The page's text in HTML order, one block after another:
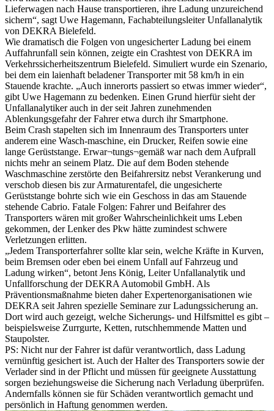
Lieferwagen nach Hause transportieren, ihre Ladung unzureichend
sichern“, sagt Uwe Hagemann, Fachabteilungsleiter Unfallanalytik
von DEKRA Bielefeld.
Wie dramatisch die Folgen von ungesicherter Ladung bei einem
Auffahrunfall sein können, zeigte ein Crashtest von DEKRA im
Verkehrssicherheitszentrum Bielefeld. Simuliert wurde ein Szenario,
bei dem ein laienhaft beladener Transporter mit 58 km/h in ein
Stauende krachte. „Auch innerorts passiert so etwas immer wieder“,
gibt Uwe Hagemann zu bedenken. Einen Grund hierfür sieht der
Unfallanalytiker auch in der seit Jahren zunehmenden
Ablenkungsgefahr der Fahrer etwa durch ihr Smartphone.
Beim Crash stapelten sich im Innenraum des Transporters unter
anderem eine Wasch-maschine, ein Drucker, Reifen sowie eine
lange Gerüststange. Erwar¬tungs¬gemäß war nach dem Aufprall
nichts mehr an seinem Platz. Die auf dem Boden stehende
Waschmaschine zerstörte den Beifahrersitz nebst Verankerung und
verschob diesen bis zur Armaturentafel, die ungesicherte
Gerüststange bohrte sich wie ein Geschoss in das am Stauende
stehende Cabrio. Fatale Folgen: Fahrer und Beifahrer des
Transporters wären mit großer Wahrscheinlichkeit ums Leben
gekommen, der Lenker des Pkw hätte zumindest schwere
Verletzungen erlitten.
„Jedem Transporterfahrer sollte klar sein, welche Kräfte in Kurven,
beim Bremsen oder eben bei einem Unfall auf Fahrzeug und
Ladung wirken“, betont Jens König, Leiter Unfallanalytik und
Unfallforschung der DEKRA Automobil GmbH. Als
Präventionsmaßnahme bieten daher Expertenorganisationen wie
DEKRA seit Jahren spezielle Seminare zur Ladungssicherung an.
Dort wird auch gezeigt, welche Sicherungs- und Hilfsmittel es gibt –
beispielsweise Zurrgurte, Ketten, rutschhemmende Matten und
Staupolster.
PS: Nicht nur der Fahrer ist dafür verantwortlich, dass Ladung
vernünftig gesichert ist. Auch der Halter des Transporters sowie der
Verlader sind in der Pflicht und müssen für geeignete Ausstattung
sorgen beziehungsweise die Sicherung nach Verladung überprüfen.
Andernfalls können sie für Schäden verantwortlich gemacht und
persönlich in Haftung genommen werden.